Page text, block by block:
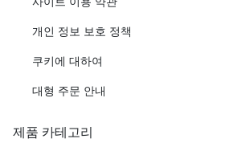
개인 정보 보호 정책
쿠키에 대하여
대형 주문 안내
제품 카테고리